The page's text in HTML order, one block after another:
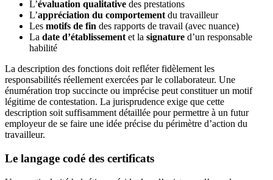
L’évaluation qualitative des prestations
L’appréciation du comportement du travailleur
Les motifs de fin des rapports de travail (avec nuance)
La date d’établissement et la signature d’un responsable
habilité
La description des fonctions doit refléter fidèlement les
responsabilités réellement exercées par le collaborateur. Une
énumération trop succincte ou imprécise peut constituer un motif
légitime de contestation. La jurisprudence exige que cette
description soit suffisamment détaillée pour permettre à un futur
employeur de se faire une idée précise du périmètre d’action du
travailleur.
Le langage codé des certificats